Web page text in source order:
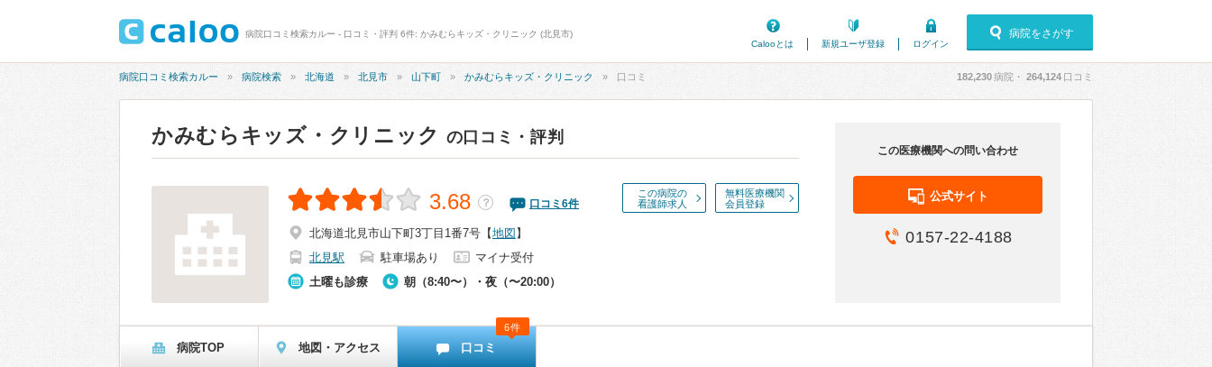
病院口コミ検索カルー - 口コミ・評判 6件: かみむらキッズ・クリニック (北見市)
Calooとは
新規ユーザ登録 ログイン
病院をさがす
病院口コミ検索カルー 病院検索 北海道 北見市 山下町 かみむらキッズ・クリニック 口コミ 182,230病院・ 264,124 口コミ
かみむらキッズ・クリニック の口コミ・評判
この病院の
看護師求人
無料医療機関
会員登録
3.68 ？ 口コミ 6件
北海道北見市山下町3丁目1番7号 【地図 】
北見駅
駐車場あり
マイナ受付
土曜も診療
朝（8:40〜）・夜（〜20:00）
この医療機関への問い合わせ
公式サイト
0157-22-4188
病院TOP 地図・アクセス 口コミ
6件